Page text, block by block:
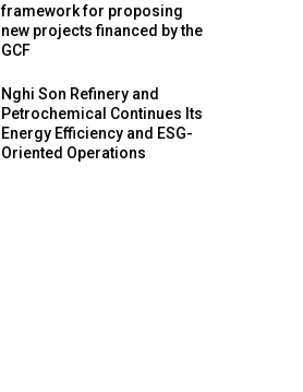
framework for proposing
new projects financed by the
GCF
Nghi Son Refinery and
Petrochemical Continues Its
Energy Efficiency and ESG-
Oriented Operations